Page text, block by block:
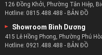
126 Đồng Khởi, Phường Tân Hiệp,
Hotline: 0815.488.488 - BẢN ĐỒ
Showroom Bình Dương
415 Lê Hồng Phong, Phường Phú
Hotline: 0921.488.488 - BẢN ĐỒ